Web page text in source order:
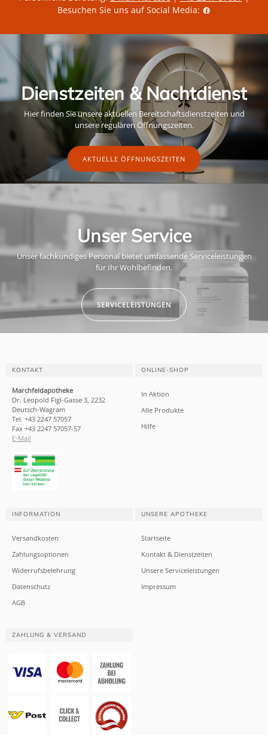
e
i
A
n
s
p
r
e
i
Besuchen Sie uns auf Social Media:
Dienstzeiten & Nachtdienst
Hier finden Sie unsere aktuellen Bereitschaftsdienstzeiten und
unsere regulären Öffnungszeiten.
AKTUELLE ÖFFNUNGSZEITEN
Unser Service
Unser fachkundiges Personal bietet umfassende Serviceleistungen
für Ihr Wohlbefinden.
SERVICELEISTUNGEN
KONTAKT
Marchfeldapotheke
Dr. Leopold Figl-Gasse 3, 2232
Deutsch-Wagram
Tel. +43 2247 57057
Fax +43 2247 57057-57
E-Mail
ONLINE-SHOP
In Aktion
Alle Produkte
Hilfe
INFORMATION
Versandkosten
Zahlungsoptionen
Widerrufsbelehrung
Datenschutz
AGB
UNSERE APOTHEKE
Startseite
Kontakt & Dienstzeiten
Unsere Serviceleistungen
Impressum
ZAHLUNG & VERSAND